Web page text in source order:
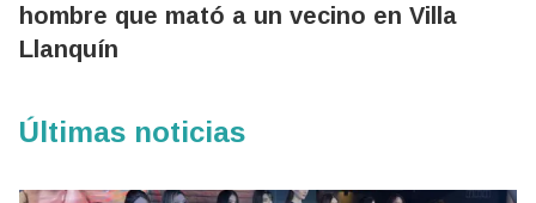
hombre que mató a un vecino en Villa
Llanquín
Últimas noticias